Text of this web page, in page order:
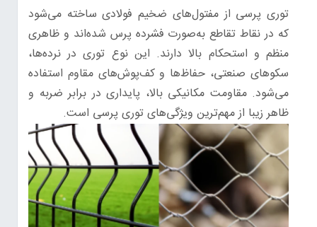
توری پرسی از مفتول‌های ضخیم فولادی ساخته می‌شود
که در نقاط تقاطع به‌صورت فشرده پرس شده‌اند و ظاهری
منظم و استحکام بالا دارند. این نوع توری در نرده‌ها،
سکوهای صنعتی، حفاظ‌ها و کف‌پوش‌های مقاوم استفاده
می‌شود. مقاومت مکانیکی بالا، پایداری در برابر ضربه و
ظاهر زیبا از مهم‌ترین ویژگی‌های توری پرسی است.